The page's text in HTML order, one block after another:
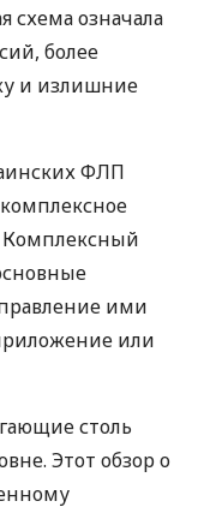
схема означала
более
и излишние
ФЛП
Комплексный
ими
или
столь
Этот обзор о